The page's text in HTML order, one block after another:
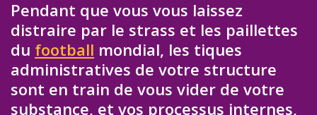
Pendant que vous vous laissez
distraire par le strass et les paillettes
du football mondial, les tiques
administratives de votre structure
sont en train de vous vider de votre
substance, et vos processus internes,